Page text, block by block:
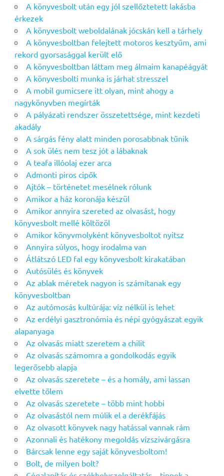
A könyvesbolt után egy jól szellőztetett lakásba
érkezek
A könyvesbolt weboldalának jócskán kell a tárhely
A könyvesboltban felejtett motoros kesztyűm, ami
rekord gyorsasággal került elő
A könyvesboltban láttam meg álmaim kanapéágyát
A könyvesbolti munka is járhat stresszel
A mobil gumicsere itt olyan, mint ahogy a
nagykönyvben megírták
A pályázati rendszer összetettsége, mint kezdeti
akadály
A sárgás fény alatt minden porosabbnak tűnik
A sok ülés nem tesz jót a lábaknak
A teafa illóolaj ezer arca
Admonti piros cipők
Ajtók – történetet mesélnek rólunk
Amikor a ház koronája készül
Amikor annyira szereted az olvasást, hogy
könyvesbolt mellé költözöl
Amikor könyvmolyként könyvesboltot nyitsz
Annyira súlyos, hogy irodalma van
Átlátszó LED fal egy könyvesbolt kirakatában
Autósülés és könyvek
Az ablak méretek nagyon is számítanak egy
könyvesboltban
Az autómosás kultúrája: víz nélkül is lehet
Az erdélyi gasztronómia és népi gyógyászat egyik
alapanyaga
Az olvasás miatt szeretem a chilit
Az olvasás számomra a gondolkodás egyik
legerősebb alapja
Az olvasás szeretete – és a homály, ami lassan
elvette tőlem
Az olvasás szeretete – több mint hobbi
Az olvasástól nem múlik el a derékfájás
Az olvasott könyvek nagy hatással vannak rám
Azonnali és hatékony megoldás vízszivárgásra
Bárcsak lenne egy saját könyvesboltom!
Bolt, de milyen bolt?